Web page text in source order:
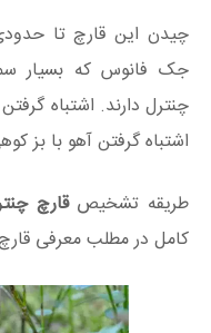
چیدن این قارچ تا
جک فانوس که بسیار
چنترل دارند. اشتباه
اشتباه گرفتن آهو با بز
طریقه تشخیصقارچ
کامل در مطلب معرفی